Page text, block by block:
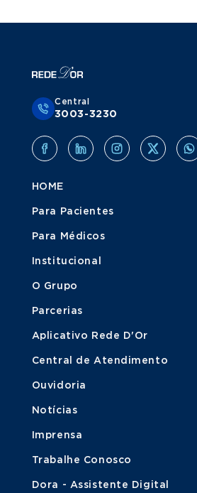
Central
3003-3230
HOME
Para Pacientes
Para Médicos
Institucional
O Grupo
Parcerias
Aplicativo Rede D'Or
Central de Atendimento
Ouvidoria
Notícias
Imprensa
Trabalhe Conosco
Dora - Assistente Digital